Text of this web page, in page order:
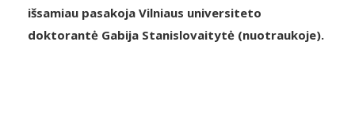
išsamiau pasakoja Vilniaus universiteto
doktorantė Gabija Stanislovaitytė (nuotraukoje).